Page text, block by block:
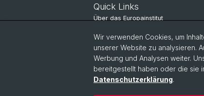
Quick Links
Über das Europainstitut
Nachrichten
Wir verwenden Cookies, um
unserer Website zu analysieren.
Werbung und Analysen weiter.
bereitgestellt haben oder die sie
Datenschutzerklärung.